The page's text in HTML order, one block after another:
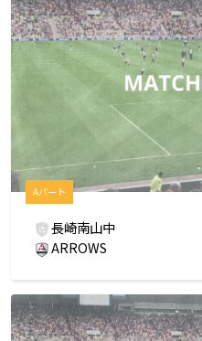
Aパート
長崎南山中
ARROWS